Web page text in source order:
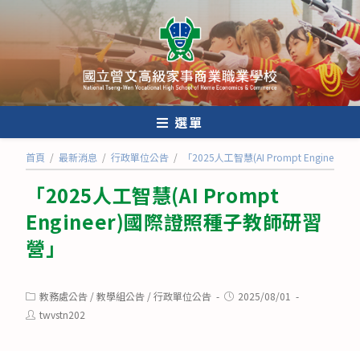
內
選單
首頁 / 最新消息 / 行政單位公告 / 「2025人工智慧(AI Prompt Engineer)
「2025人工智慧(AI Prompt
Engineer)國際證照種子教師研習
營」
Post
category:
教務處公告 /教學組公告 /行政單位公告
Post2025/08/01
Posttwvstn202